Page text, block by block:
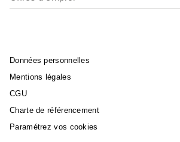
Données personnelles
Mentions légales
CGU
Charte de référencement
Paramétrez vos cookies